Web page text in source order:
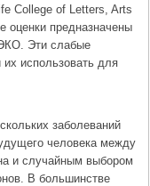
College of Letters, Arts
оценки предназначены
Эти слабые
использовать для
заболеваний
человека между
и случайным выбором
В большинстве